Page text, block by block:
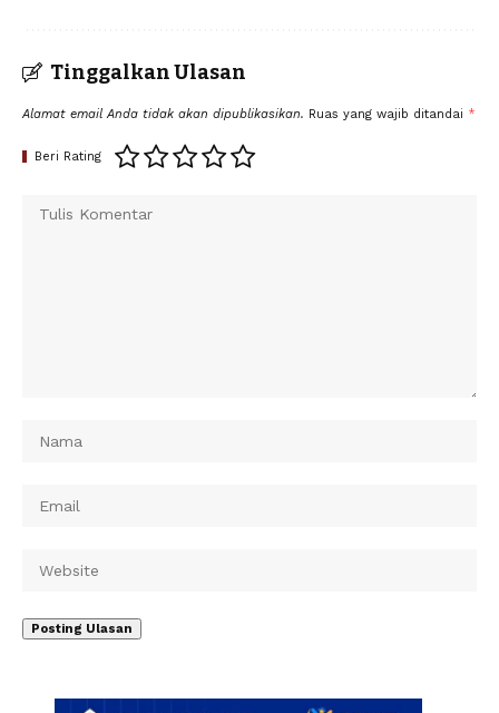
Tinggalkan Ulasan
Alamat email Anda tidak akan dipublikasikan. Ruas yang wajib ditandai *
Beri Rating